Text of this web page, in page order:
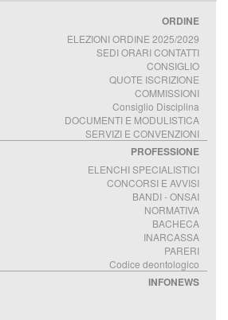
ORDINE
ELEZIONI ORDINE 2025/2029
SEDI ORARI CONTATTI
CONSIGLIO
QUOTE ISCRIZIONE
COMMISSIONI
Consiglio Disciplina
DOCUMENTI E MODULISTICA
SERVIZI E CONVENZIONI
PROFESSIONE
ELENCHI SPECIALISTICI
CONCORSI E AVVISI
BANDI - ONSAI
NORMATIVA
BACHECA
INARCASSA
PARERI
Codice deontologico
INFONEWS